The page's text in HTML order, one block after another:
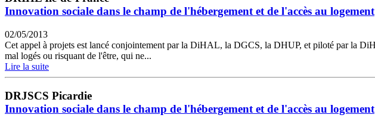
Innovation sociale dans le champ de l'hébergement et de l'accès au logement
02/05/2013
Cet appel à projets est lancé conjointement par la DiHAL, la DGCS, la DHUP, et piloté par la
mal logés ou risquant de l'être, qui ne...
Lire la suite
DRJSCS Picardie
Innovation sociale dans le champ de l'hébergement et de l'accès au logement